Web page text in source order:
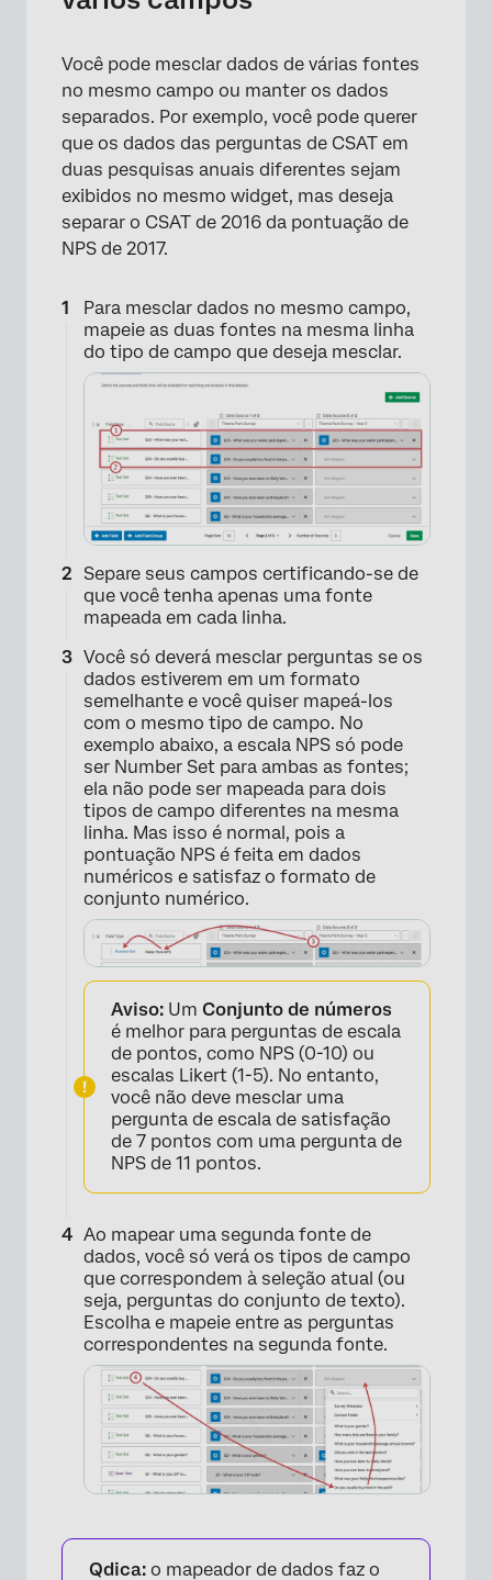
×
Você pode mesclar dados de várias fontes
no mesmo campo ou manter os dados
separados. Por exemplo, você pode querer
que os dados das perguntas de CSAT em
duas pesquisas anuais diferentes sejam
exibidos no mesmo widget, mas deseja
separar o CSAT de 2016 da pontuação de
NPS de 2017.
Para mesclar dados no mesmo campo,
mapeie as duas fontes na mesma linha
do tipo de campo que deseja mesclar.
×
Separe seus campos certificando-se de
que você tenha apenas uma fonte
mapeada em cada linha.
Você só deverá mesclar perguntas se os
dados estiverem em um formato
semelhante e você quiser mapeá-los
com o mesmo tipo de campo. No
exemplo abaixo, a escala NPS só pode
ser Number Set para ambas as fontes;
ela não pode ser mapeada para dois
tipos de campo diferentes na mesma
linha. Mas isso é normal, pois a
pontuação NPS é feita em dados
numéricos e satisfaz o formato de
conjunto numérico.
Aviso: Um Conjunto de números
é melhor para perguntas de escala
de pontos, como NPS (0-10) ou
escalas Likert (1-5). No entanto,
você não deve mesclar uma
pergunta de escala de satisfação
de 7 pontos com uma pergunta de
NPS de 11 pontos.
Ao mapear uma segunda fonte de
dados, você só verá os tipos de campo
que correspondem à seleção atual (ou
seja, perguntas do conjunto de texto).
Escolha e mapeie entre as perguntas
correspondentes na segunda fonte.
Qdica: o mapeador de dados faz o